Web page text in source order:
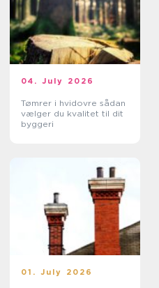
04. July 2026
Tømrer i hvidovre sådan
vælger du kvalitet til dit
byggeri
01. July 2026